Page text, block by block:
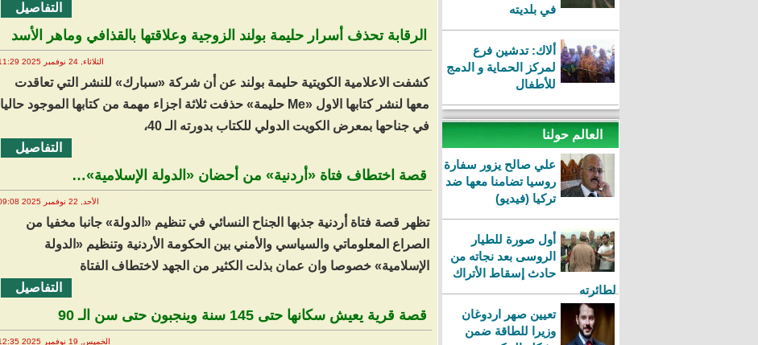
في بلديته
ألاك: تدشين فرع
لمركز الحماية و الدمج
للأطفال
العالم حولنا
علي صالح يزور سفارة
روسيا تضامنا معها ضد
تركيا (فيديو)
أول صورة للطيار
الروسى بعد نجاته من
حادث إسقاط الأتراك
لطائرته
تعيين صهر اردوغان
وزيرا للطاقة ضمن
التفاصيل
الرقابة تحذف أسرار حليمة بولند الزوجية وعلاقتها بالقذافي وماهر الأسد
الثلاثاء, 24 نوفمبر 2025 11:29
كشفت الاعلامية الكويتية حليمة بولند عن أن شركة «سبارك» للنشر التي تعاقدت
معها لنشر كتابها الاول «Me حليمة» حذفت ثلاثة اجزاء مهمة من كتابها الموجود حاليا
في جناحها بمعرض الكويت الدولي للكتاب بدورته الـ 40،
التفاصيل
قصة اختطاف فتاة «أردنية» من أحضان «الدولة الإسلامية»…
الأحد, 22 نوفمبر 2025 09:08
تظهر قصة فتاة أردنية جذبها الجناح النسائي في تنظيم «الدولة» جانبا مخفيا من
الصراع المعلوماتي والسياسي والأمني بين الحكومة الأردنية وتنظيم «الدولة
الإسلامية» خصوصا وان عمان بذلت الكثير من الجهد لاختطاف الفتاة
التفاصيل
قصة قرية يعيش سكانها حتى 145 سنة وينجبون حتى سن الـ 90
الخميس, 19 نوفمبر 2025 12:35